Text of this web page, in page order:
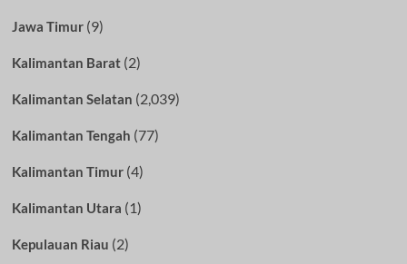
Jawa Timur(9)
Kalimantan Barat(2)
Kalimantan Selatan (2,039)
Kalimantan Tengah (77)
Kalimantan Timur(4)
Kalimantan Utara (1)
Kepulauan Riau (2)